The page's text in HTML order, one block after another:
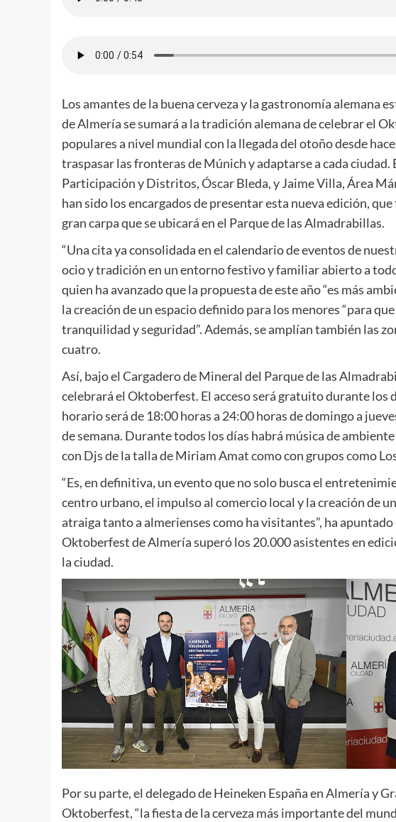
Los amantes de la buena cerveza y la gastronomía alemana
de Almería se sumará a la tradición alemana de celebrar el
populares a nivel mundial con la llegada del otoño desde
traspasar las fronteras de Múnich y adaptarse a cada ciudad.
Participación y Distritos, Óscar Bleda, y Jaime Villa, Área
han sido los encargados de presentar esta nueva edición,
gran carpa que se ubicará en el Parque de las Almadrabillas.
“Una cita ya consolidada en el calendario de eventos de
ocio y tradición en un entorno festivo y familiar abierto a
quien ha avanzado que la propuesta de este año “es más
la creación de un espacio definido para los menores “para
tranquilidad y seguridad”. Además, se amplían también las
cuatro.
Así, bajo el Cargadero de Mineral del Parque de las
celebrará el Oktoberfest. El acceso será gratuito durante los
horario será de 18:00 horas a 24:00 horas de domingo a
de semana. Durante todos los días habrá música de
con Djs de la talla de Miriam Amat como con grupos como
“Es, en definitiva, un evento que no solo busca el
centro urbano, el impulso al comercio local y la creación de
atraiga tanto a almerienses como ha visitantes”, ha
Oktoberfest de Almería superó los 20.000 asistentes en
la ciudad.
Por su parte, el delegado de Heineken España en Almería y
Oktoberfest, “la fiesta de la cerveza más importante del